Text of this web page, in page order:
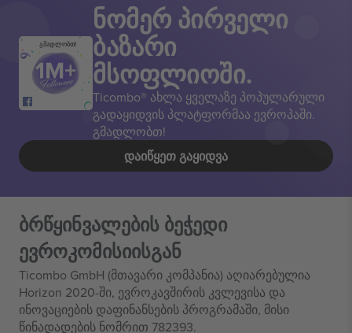
გმადლობთ!
ნომერ პირველი
ბაზარი
მსოფლიოში.
Ticombo® ახლა ყველაზე პოპულარული
გადაყიდვის პლატფორმაა ევროპაში.
გმადლობთ!
ᲓᲐᲘᲬᲧᲔᲗ ᲒᲐᲧᲘᲓᲕᲐ
ბრწყინვალების ბეჭედი
ევროკომისიისგან
Ticombo GmbH (მთავარი კომპანია) აღიარებულია
Horizon 2020-ში, ევროკავშირის კვლევისა და
ინოვაციების დაფინანსების პროგრამაში, მისი
წინადადების ნომრით 782393.